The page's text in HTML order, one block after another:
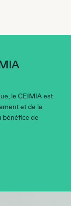
le CEIMIA est
et de la
bénéfice de